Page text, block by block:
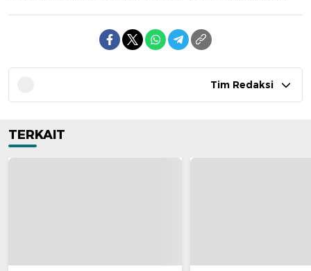
Tim Redaksi
TERKAIT